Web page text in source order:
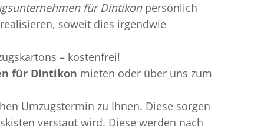
für Dintikonpersönlich
soweit dies irgendwie
– kostenfrei!
für Dintikon mieten oder über uns zum
Umzugstermin zu Ihnen. Diese sorgen
verstaut wird. Diese werden nach